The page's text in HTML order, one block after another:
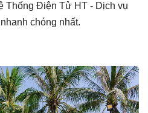
Thống Điện Tử HT - Dịch vụ
chóng nhất.